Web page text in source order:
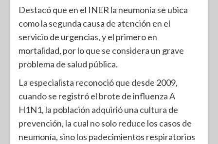
Destacó que en el INER la neumonía se ubica
como la segunda causa de atención en el
servicio de urgencias, y el primero en
mortalidad, por lo que se considera un grave
problema de salud pública.
La especialista reconoció que desde 2009,
cuando se registró el brote de influenza A
H1N1, la población adquirió una cultura de
prevención, la cual no solo reduce los casos de
neumonía, sino los padecimientos respiratorios